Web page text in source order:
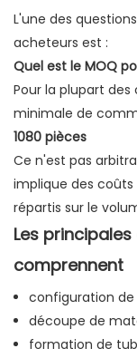
L'une des
acheteurs est :
Quel est le MOQ
Pour la plupart
minimale de
1080 pièces
Ce n'est pas
implique des
répartis sur le
Les
comprennent
configuration de
découpe de
formation de